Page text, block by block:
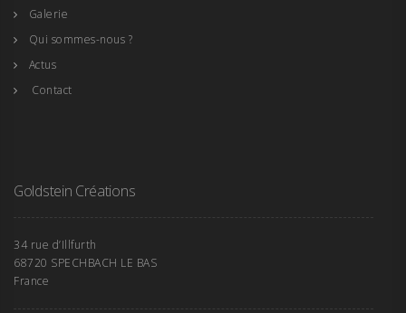
Galerie
Qui sommes-nous ?
Actus
Contact
Goldstein Créations
34 rue d’Illfurth
68720 SPECHBACH LE BAS
France